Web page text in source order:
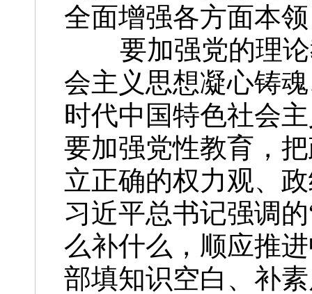
全面增强各方面本
要加强党的理论
会主义思想凝心铸
时代中国特色社会
要加强党性教育，
立正确的权力观、
习近平总书记强调
么补什么，顺应推
部填知识空白、补